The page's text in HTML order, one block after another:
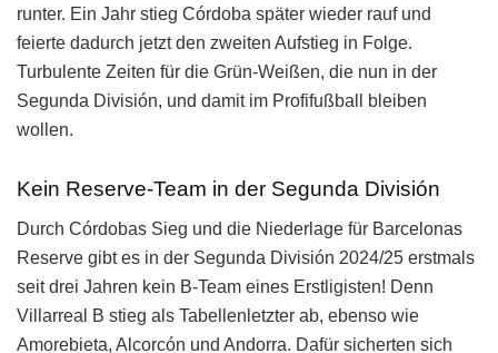
runter. Ein Jahr stieg Córdoba später wieder rauf und
feierte dadurch jetzt den zweiten Aufstieg in Folge.
Turbulente Zeiten für die Grün-Weißen, die nun in der
Segunda División, und damit im Profifußball bleiben
wollen.
Kein Reserve-Team in der Segunda División
Durch Córdobas Sieg und die Niederlage für Barcelonas
Reserve gibt es in der Segunda División 2024/25 erstmals
seit drei Jahren kein B-Team eines Erstligisten! Denn
Villarreal B stieg als Tabellenletzter ab, ebenso wie
Amorebieta, Alcorcón und Andorra. Dafür sicherten sich